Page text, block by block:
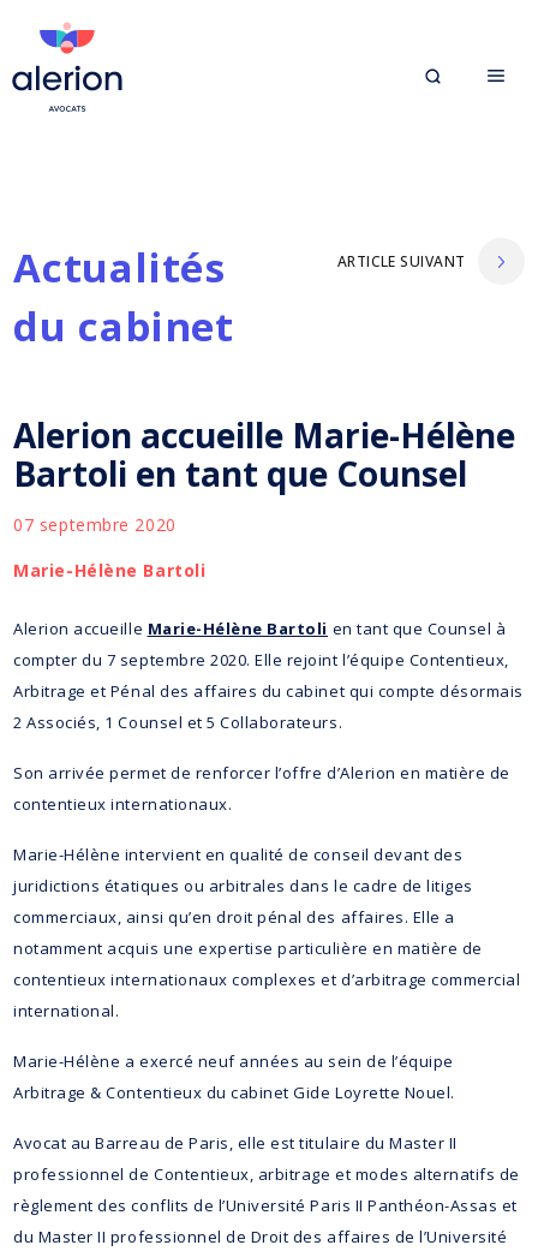
Actualités
du cabinet
ARTICLE SUIVANT
Alerion accueille Marie-Hélène
Bartoli en tant que Counsel
07 septembre 2020
Marie-Hélène Bartoli
Alerion accueille Marie-Hélène Bartoli en tant que Counsel à
compter du 7 septembre 2020. Elle rejoint l’équipe Contentieux,
Arbitrage et Pénal des affaires du cabinet qui compte désormais
2 Associés, 1 Counsel et 5 Collaborateurs.
Son arrivée permet de renforcer l’offre d’Alerion en matière de
contentieux internationaux.
Marie-Hélène intervient en qualité de conseil devant des
juridictions étatiques ou arbitrales dans le cadre de litiges
commerciaux, ainsi qu’en droit pénal des affaires. Elle a
notamment acquis une expertise particulière en matière de
contentieux internationaux complexes et d’arbitrage commercial
international.
Marie-Hélène a exercé neuf années au sein de l’équipe
Arbitrage & Contentieux du cabinet Gide Loyrette Nouel.
Avocat au Barreau de Paris, elle est titulaire du Master II
professionnel de Contentieux, arbitrage et modes alternatifs de
règlement des conflits de l’Université Paris II Panthéon-Assas et
du Master II professionnel de Droit des affaires de l’Université